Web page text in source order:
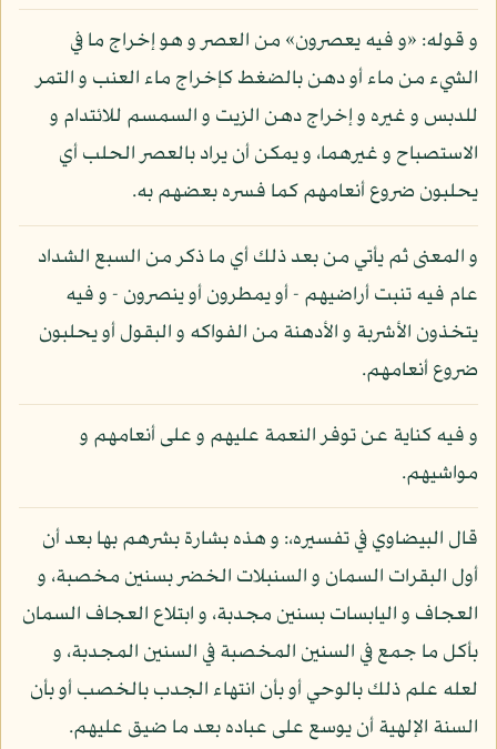
و قوله: «و فيه يعصرون» من العصر و هو إخراج ما في
الشيء من ماء أو دهن بالضغط كإخراج ماء العنب و التمر
للدبس و غيره و إخراج دهن الزيت و السمسم للائتدام و
الاستصباح و غيرهما، و يمكن أن يراد بالعصر الحلب أي
يحلبون ضروع أنعامهم كما فسره بعضهم به.
و المعنى ثم يأتي من بعد ذلك أي ما ذكر من السبع الشداد
عام فيه تنبت أراضيهم - أو يمطرون أو ينصرون - و فيه
يتخذون الأشربة و الأدهنة من الفواكه و البقول أو يحلبون
ضروع أنعامهم.
و فيه كناية عن توفر النعمة عليهم و على أنعامهم و
مواشيهم.
قال البيضاوي في تفسيره،: و هذه بشارة بشرهم بها بعد أن
أول البقرات السمان و السنبلات الخضر بسنين مخصبة، و
العجاف و اليابسات بسنين مجدبة، و ابتلاع العجاف السمان
بأكل ما جمع في السنين المخصبة في السنين المجدبة، و
لعله علم ذلك بالوحي أو بأن انتهاء الجدب بالخصب أو بأن
السنة الإلهية أن يوسع على عباده بعد ما ضيق عليهم.